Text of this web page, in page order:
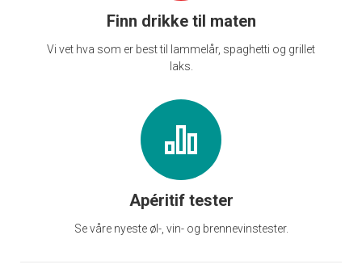
Finn drikke til maten
Vi vet hva som er best til lammelår, spaghetti og grillet
laks.
Apéritif tester
Se våre nyeste øl-, vin- og brennevinstester.